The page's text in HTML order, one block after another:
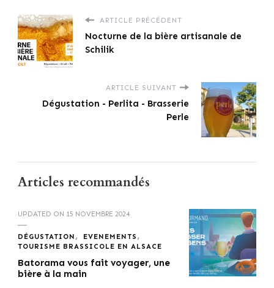
ARTICLE PRÉCÉDENT
Nocturne de la bière artisanale de
Schilik
ARTICLE SUIVANT
Dégustation - Perlita - Brasserie
Perle
Articles recommandés
UPDATED ON 15 NOVEMBRE 2024
DÉGUSTATION
EVENEMENTS
TOURISME BRASSICOLE EN ALSACE
Batorama vous fait voyager, une
bière à la main